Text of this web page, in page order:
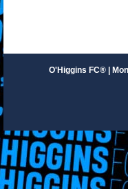
O'Higgins FC® |